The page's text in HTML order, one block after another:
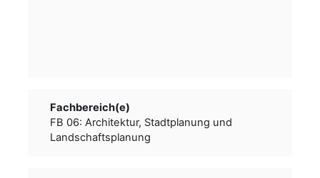
Fachbereich(e)
FB 06: Architektur, Stadtplanung und
Landschaftsplanung